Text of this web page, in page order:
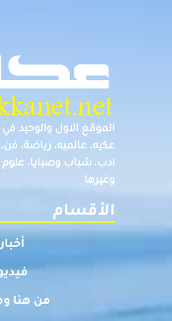
الموقع الاول والوحيد في
عكيه، عالميه، رياضة،
ادب، شباب وصبايا،
وغيرها
الأقسام
أخبار
من هنا